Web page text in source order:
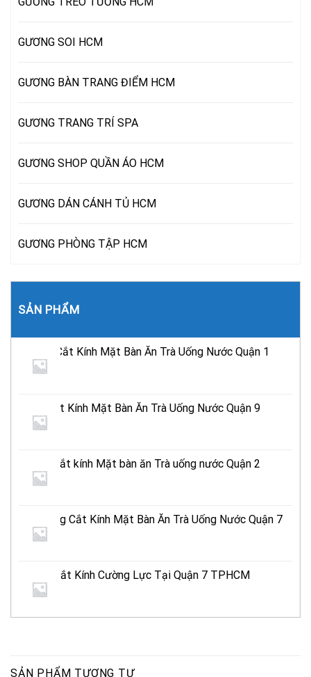
GƯƠNG SOI HCM
GƯƠNG BÀN TRANG ĐIỂM HCM
GƯƠNG TRANG TRÍ SPA
GƯƠNG SHOP QUẦN ÁO HCM
GƯƠNG DÁN CÁNH TỦ HCM
GƯƠNG PHÒNG TẬP HCM
SẢN PHẨM
Địa Chỉ Cắt Kính Mặt Bàn Ăn Trà Uống Nước Quận 1
TPHCM
Tiệm Cắt Kính Mặt Bàn Ăn Trà Uống Nước Quận 9
TPHCM
Địa chỉ cắt kính Mặt bàn ăn Trà uống nước Quận 2
Tphcm
Cửa Hàng Cắt Kính Mặt Bàn Ăn Trà Uống Nước Quận 7
TPHCM
Xưởng Cắt Kính Cường Lực Tại Quận 7 TPHCM
SẢN PHẨM TƯƠNG TỰ